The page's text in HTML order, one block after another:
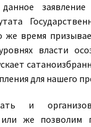
время
власти
для нашего
и
же позволим